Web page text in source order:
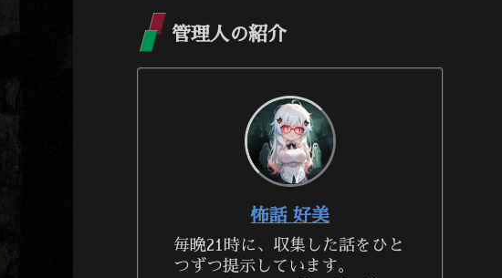
管理人の紹介
怖話 好美
毎晩21時に、収集した話をひと
つずつ提示しています。